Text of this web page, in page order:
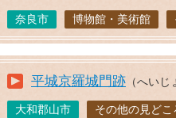
奈良市 博物館・美術館
平城京羅城門跡 （へい
大和郡山市 その他の見どこ